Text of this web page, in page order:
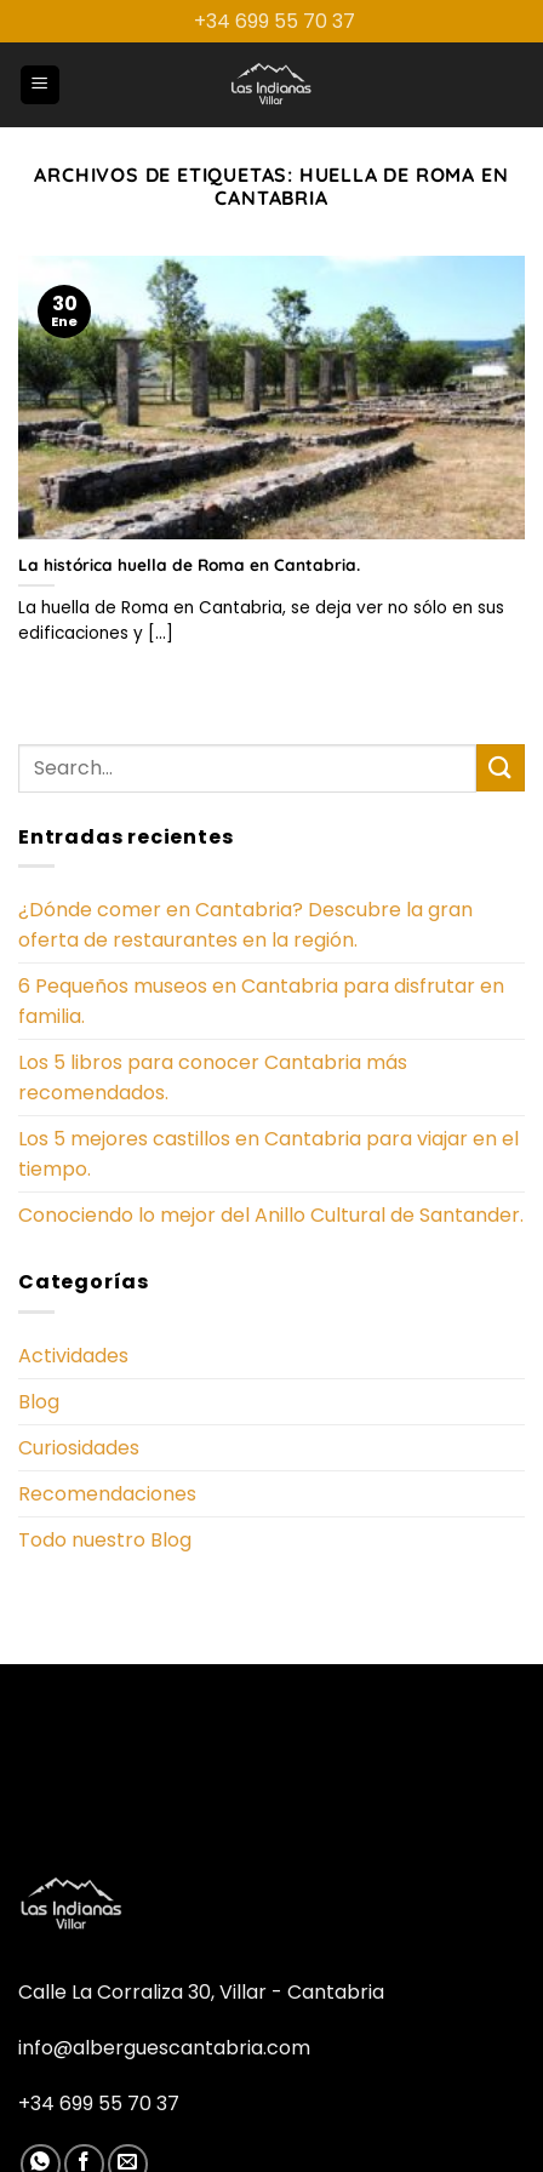
al
contenido
+34 699 55 70 37
ARCHIVOS DE ETIQUETAS: HUELLA DE ROMA EN
CANTABRIA
La histórica huella de Roma en Cantabria.
La huella de Roma en Cantabria, se deja ver no sólo en sus
edificaciones y [...]
30
Ene
Entradas recientes
¿Dónde comer en Cantabria? Descubre la gran
oferta de restaurantes en la región.
6 Pequeños museos en Cantabria para disfrutar en
familia.
Los 5 libros para conocer Cantabria más
recomendados.
Los 5 mejores castillos en Cantabria para viajar en el
tiempo.
Conociendo lo mejor del Anillo Cultural de Santander.
Categorías
Actividades
Blog
Curiosidades
Recomendaciones
Todo nuestro Blog
Calle La Corraliza 30, Villar - Cantabria
info@alberguescantabria.com
+34 699 55 70 37